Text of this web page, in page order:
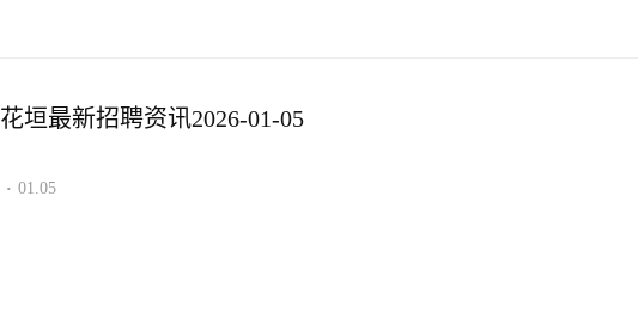
花垣最新招聘资讯2026-01-05
· 01.05